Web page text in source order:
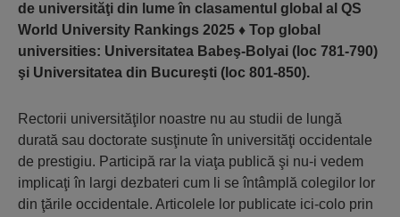
de universităţi din lume în clasamentul global al QS
World University Rankings 2025 ♦ Top global
universities: Universitatea Babeş-Bolyai (loc 781-790)
şi Universitatea din Bucureşti (loc 801-850).
Rectorii universităţilor noas­tre nu au studii de lungă
durată sau doctorate susţi­nute în universităţi occi­den­tale
de prestigiu. Participă rar la viaţa publică şi nu-i vedem
implicaţi în largi dezbateri cum li se întâmplă colegilor lor
din ţările occidentale. Articolele lor publicate ici-colo prin